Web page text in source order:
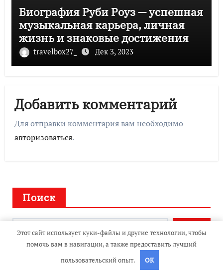
Биография Руби Роуз — успешная
музыкальная карьера, личная
жизнь и знаковые достижения
travelbox27_ Дек 3, 2023
Добавить комментарий
Для отправки комментария вам необходимо
авторизоваться.
Поиск
Поиск
Этот сайт использует куки-файлы и другие технологии, чтобы
помочь вам в навигации, а также предоставить лучший
пользовательский опыт.
OK